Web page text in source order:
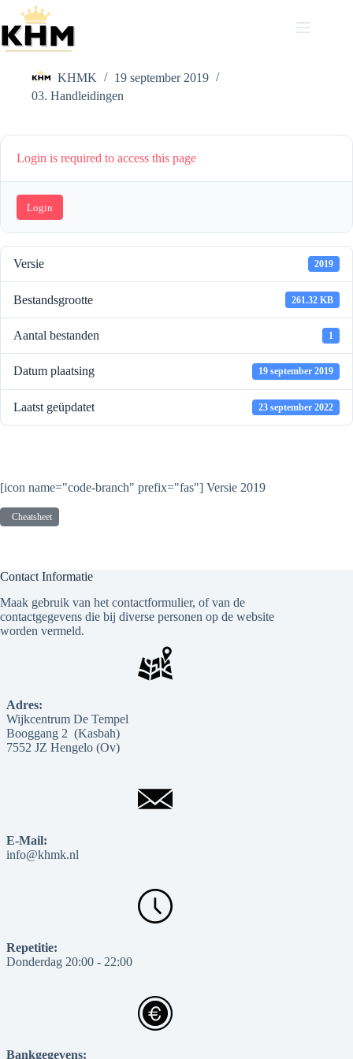
de
inhoud
KHM CheatSheet – Afspelen
KHMK
19 september 2019
03. Handleidingen
Login is required to access this page
Login
Versie 2019
Bestandsgrootte 261.32 KB
Aantal bestanden 1
Datum plaatsing 19 september 2019
Laatst geüpdatet 23 september 2022
[icon name="code-branch" prefix="fas"] Versie 2019
Cheatsheet
Contact Informatie
Maak gebruik van het contactformulier, of van de
contactgegevens die bij diverse personen op de website
worden vermeld.
Adres:
Wijkcentrum De Tempel
Booggang 2 (Kasbah)
7552 JZ Hengelo (Ov)
E-Mail:
info@khmk.nl
Repetitie:
Donderdag 20:00 - 22:00
Bankgegevens: